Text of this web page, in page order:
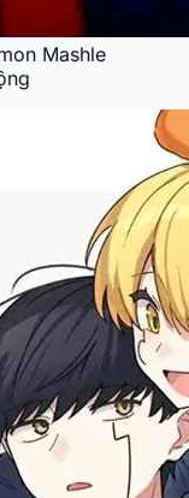
Mashle